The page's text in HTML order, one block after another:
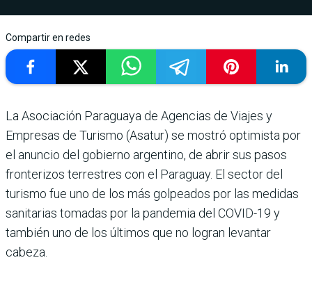
Compartir en redes
La Asociación Paraguaya de Agencias de Viajes y
Empresas de Turismo (Asatur) se mostró optimista por
el anuncio del gobierno argentino, de abrir sus pasos
fronterizos terrestres con el Paraguay. El sector del
turismo fue uno de los más golpeados por las medidas
sanitarias tomadas por la pandemia del COVID-19 y
también uno de los últimos que no logran levantar
cabeza.